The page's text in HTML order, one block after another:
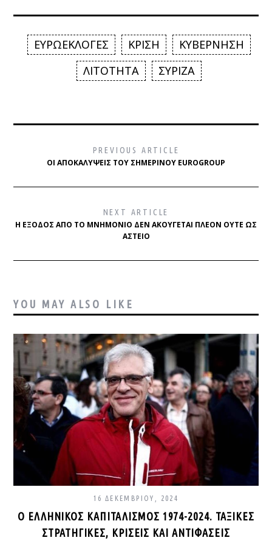
ΕΥΡΩΕΚΛΟΓΕΣ ΚΡΙΣΗ
ΚΥΒΕΡΝΗΣΗ
ΛΙΤΟΤΗΤΑ
ΣΥΡΙΖΑ
PREVIOUS ARTICLE
ΟΙ ΑΠΟΚΑΛΎΨΕΙΣ ΤΟΥ ΣΗΜΕΡΙΝΟΎ EUROGROUP
NEXT ARTICLE
Η ΈΞΟΔΟΣ ΑΠΌ ΤΟ ΜΝΗΜΌΝΙΟ ΔΕΝ ΑΚΟΎΓΕΤΑΙ ΠΛΈΟΝ ΟΎΤΕ ΩΣ
ΑΣΤΕΊΟ
YOU MAY ALSO LIKE
16 ΔΕΚΕΜΒΡΊΟΥ, 2024
Ο ΕΛΛΗΝΙΚΌΣ ΚΑΠΙΤΑΛΙΣΜΌΣ 1974-2024. ΤΑΞΙΚΈΣ
ΣΤΡΑΤΗΓΙΚΈΣ, ΚΡΊΣΕΙΣ ΚΑΙ ΑΝΤΙΦΆΣΕΙΣ